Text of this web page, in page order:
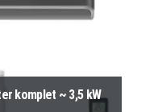
komplet ~ 3,5 kW